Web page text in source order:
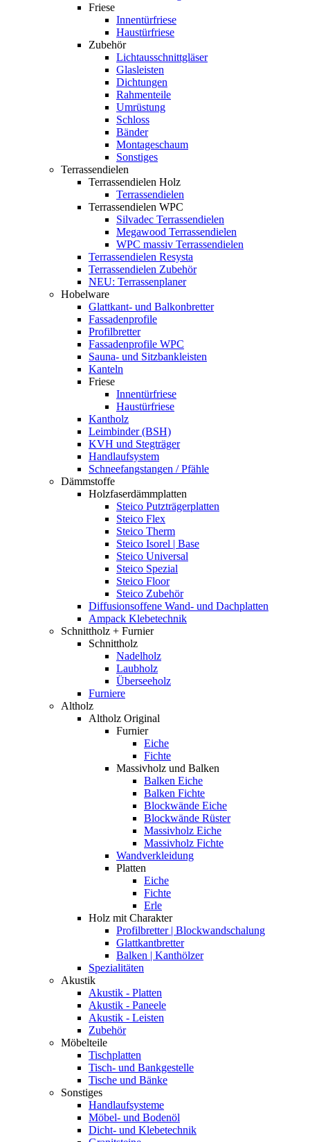
Friese
Innentürfriese
Haustürfriese
Zubehör
Lichtausschnittgläser
Glasleisten
Dichtungen
Rahmenteile
Umrüstung
Schloss
Bänder
Montageschaum
Sonstiges
Terrassendielen
Terrassendielen Holz
Terrassendielen
Terrassendielen WPC
Silvadec Terrassendielen
Megawood Terrassendielen
WPC massiv Terrassendielen
Terrassendielen Resysta
Terrassendielen Zubehör
NEU: Terrassenplaner
Hobelware
Glattkant- und Balkonbretter
Fassadenprofile
Profilbretter
Fassadenprofile WPC
Sauna- und Sitzbankleisten
Kanteln
Friese
Innentürfriese
Haustürfriese
Kantholz
Leimbinder (BSH)
KVH und Stegträger
Handlaufsystem
Schneefangstangen / Pfähle
Dämmstoffe
Holzfaserdämmplatten
Steico Putzträgerplatten
Steico Flex
Steico Therm
Steico Isorel | Base
Steico Universal
Steico Spezial
Steico Floor
Steico Zubehör
Diffusionsoffene Wand- und Dachplatten
Ampack Klebetechnik
Schnittholz + Furnier
Schnittholz
Nadelholz
Laubholz
Überseeholz
Furniere
Altholz
Altholz Original
Furnier
Eiche
Fichte
Massivholz und Balken
Balken Eiche
Balken Fichte
Blockwände Eiche
Blockwände Rüster
Massivholz Eiche
Massivholz Fichte
Wandverkleidung
Platten
Eiche
Fichte
Erle
Holz mit Charakter
Profilbretter | Blockwandschalung
Glattkantbretter
Balken | Kanthölzer
Spezialitäten
Akustik
Akustik - Platten
Akustik - Paneele
Akustik - Leisten
Zubehör
Möbelteile
Tischplatten
Tisch- und Bankgestelle
Tische und Bänke
Sonstiges
Handlaufsysteme
Möbel- und Bodenöl
Dicht- und Klebetechnik